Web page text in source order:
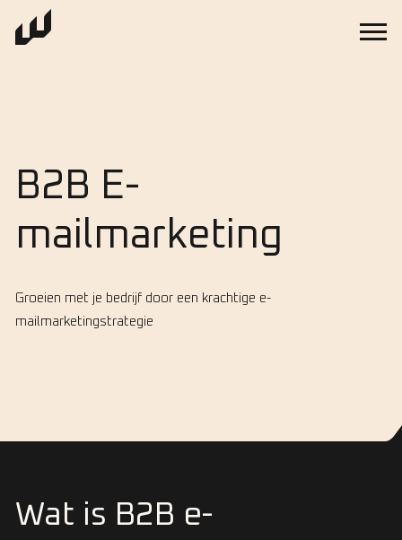
B2B E-
mailmarketing
Groeien met je bedrijf door een krachtige e-
mailmarketingstrategie
Wat is B2B e-